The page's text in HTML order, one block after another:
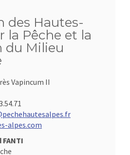
des Hautes-
la Pêche et la
du Milieu
Vapincum II
alpes.com